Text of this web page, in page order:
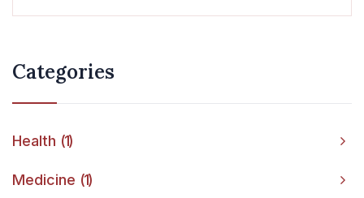
Categories
Health 1
Medicine 1